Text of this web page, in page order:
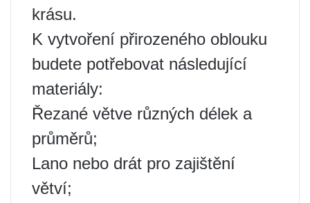
krásu.
K vytvoření přirozeného oblouku
budete potřebovat následující
materiály:
Řezané větve různých délek a
průměrů;
Lano nebo drát pro zajištění
větví;